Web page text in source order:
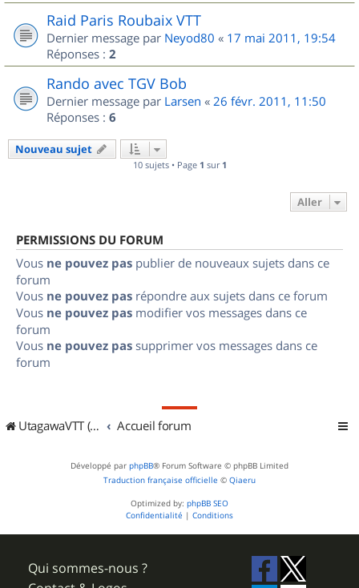
Raid Paris Roubaix VTT
Dernier message par Neyod80 « 17 mai 2011, 19:54
Réponses : 2
Rando avec TGV Bob
Dernier message par Larsen « 26 févr. 2011, 11:50
Réponses : 6
Nouveau sujet
10 sujets • Page 1 sur 1
Aller
PERMISSIONS DU FORUM
Vous ne pouvez pas publier de nouveaux sujets dans ce
forum
Vous ne pouvez pas répondre aux sujets dans ce forum
Vous ne pouvez pas modifier vos messages dans ce
forum
Vous ne pouvez pas supprimer vos messages dans ce
forum
UtagawaVTT (Randos VTT et VTTAE avec traces GPS) Accueil forum
Développé par phpBB® Forum Software © phpBB Limited
Traduction française officielle © Qiaeru
Optimized by: phpBB SEO
Confidentialité | Conditions
Qui sommes-nous ?